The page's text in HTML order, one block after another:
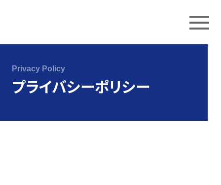
content
Privacy Policy
プライバシーポリシー